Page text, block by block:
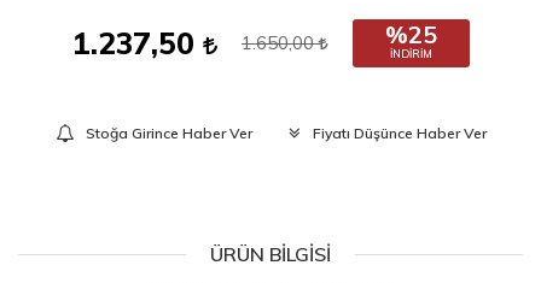
1.237,50 1.650,00 %25
İNDIRIM
Stoğa Girince Haber Ver Fiyatı Düşünce Haber Ver
ÜRÜN BILGISI